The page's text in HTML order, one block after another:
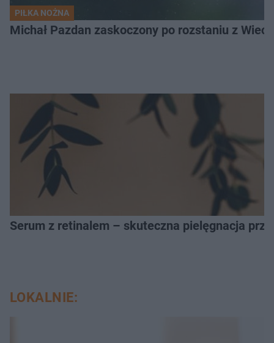
PIŁKA NOŻNA
Michał Pazdan zaskoczony po rozstaniu z
Serum z retinalem – skuteczna pielęgnacja
LOKALNIE: